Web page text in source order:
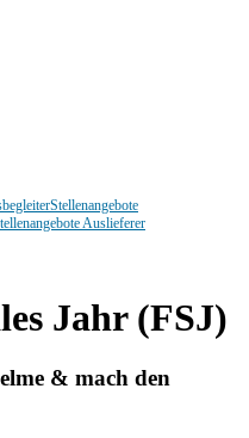
Stellenangebote
Auslieferer
Jahr (FSJ)
& mach den